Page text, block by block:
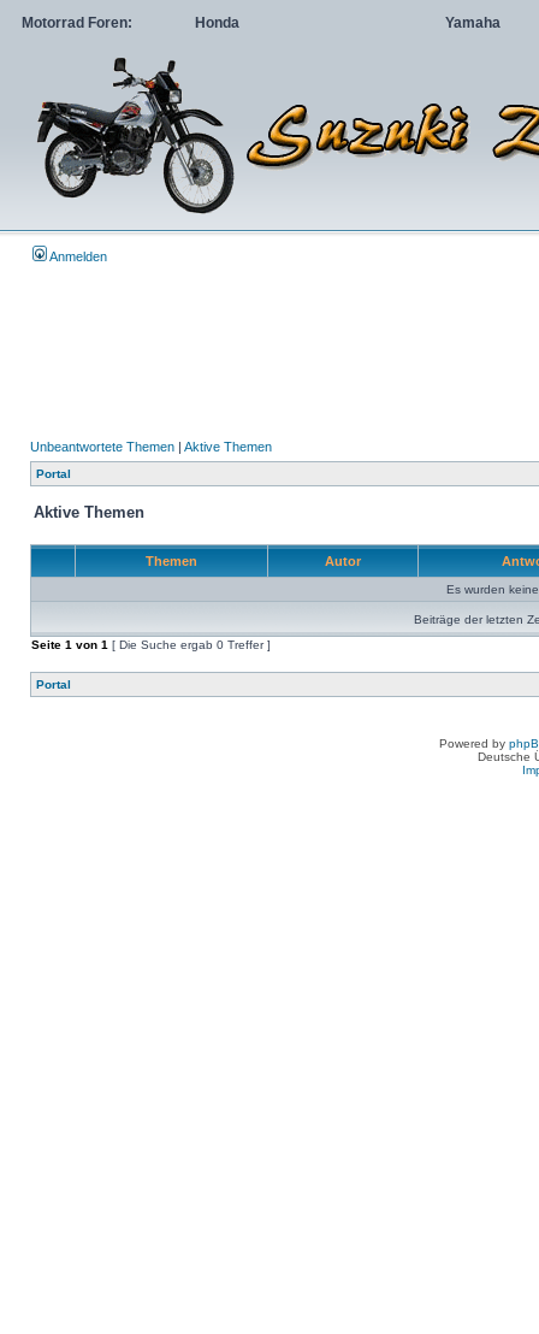
Motorrad Foren: Honda Yamaha
Anmelden
Unbeantwortete Themen | Aktive Themen
Portal
Aktive Themen
Themen Autor
Es wurden
Beiträge der letzten
Seite 1 von 1 [ Die Suche ergab 0 Treffer ]
Portal
Powered by
Deutsche